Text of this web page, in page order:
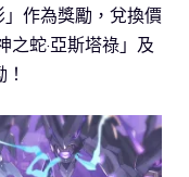
」作為獎勵，兌換價
蛇·亞斯塔祿」及